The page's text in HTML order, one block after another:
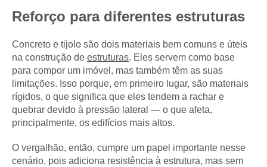
Reforço para diferentes estruturas
Concreto e tijolo são dois materiais bem comuns e úteis
na construção de estruturas. Eles servem como base
para compor um imóvel, mas também têm as suas
limitações. Isso porque, em primeiro lugar, são materiais
rígidos, o que significa que eles tendem a rachar e
quebrar devido à pressão lateral — o que afeta,
principalmente, os edifícios mais altos.
O vergalhão, então, cumpre um papel importante nesse
cenário, pois adiciona resistência à estrutura, mas sem